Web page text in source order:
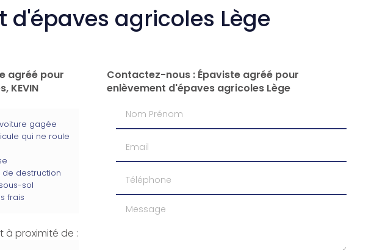
agricoles Lège
agréé pour
KEVIN
gagée
qui ne roule
destruction
sol
frais
à proximité de :
Contactez-nous : Épaviste agréé pour
enlèvement d'épaves agricoles Lège
Nom Prénom
Téléphone
Message